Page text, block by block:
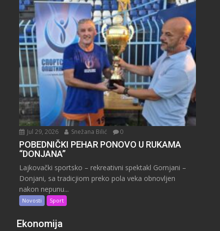
Jul 29, 2026 Snežana Bilić 0
POBEDNIČKI PEHAR PONOVO U RUKAMA
“DONJANA”
Lajkovački sportsko – rekreativni spektakl Gornjani –
Donjani, sa tradicjiom preko pola veka obnovljen
nakon nepunu...
Novosti Sport
Ekonomija